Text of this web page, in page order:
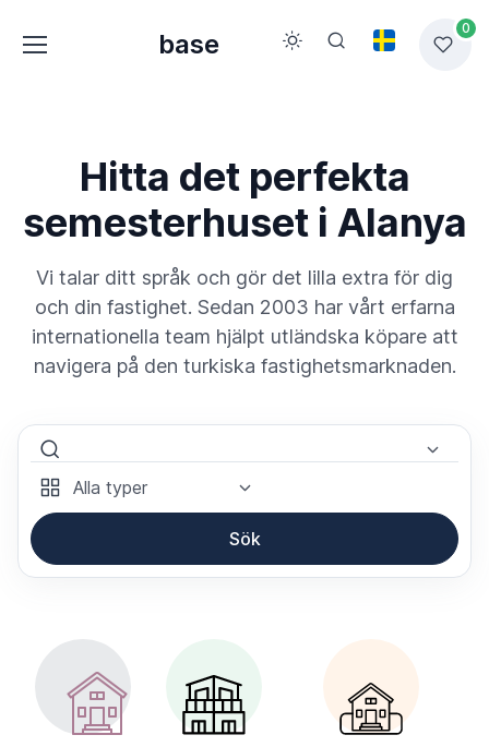
base
0
Hitta det perfekta
semesterhuset i Alanya
Vi talar ditt språk och gör det lilla extra för dig
och din fastighet. Sedan 2003 har vårt erfarna
internationella team hjälpt utländska köpare att
navigera på den turkiska fastighetsmarknaden.
Select Area
Select Type
Sök